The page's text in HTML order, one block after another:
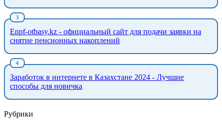
Enpf-otbasy.kz - официальный сайт для подачи заявки на
снятие пенсионных накоплений
Заработок в интернете в Казахстане 2024 - Лучшие
способы для новичка
Рубрики